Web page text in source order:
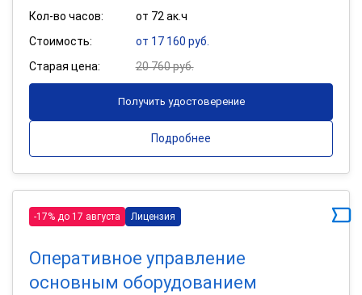
Кол-во часов:
от 72 ак.ч
Стоимость:
от 17 160 руб.
Старая цена:
20 760 руб.
Получить удостоверение
Подробнее
-17% до 17 августа Лицензия
Оперативное управление
основным оборудованием